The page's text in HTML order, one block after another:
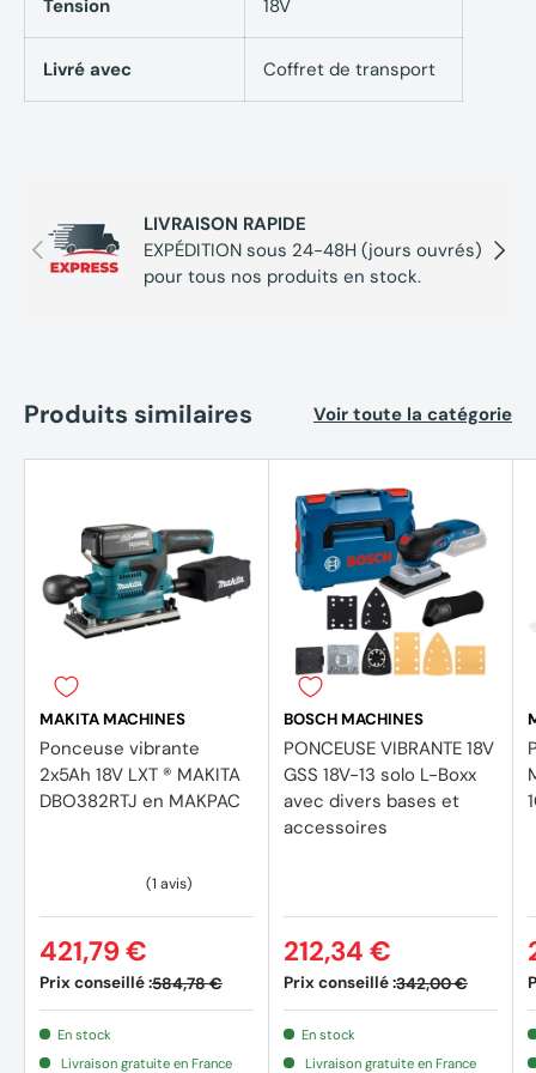
Caractéristiques techniques Ponceuse vibrante
sans fil BOSCH GSS 18V-10 + 8 accessoires
Mouvements orbitaux à vide : 22.000 osc/min
Plateau triangulaire avec fixation auto-agrippante,
longueur : 150 mm
Plateau triangulaire avec fixation auto-agrippante, largeur
: 100 mm
Plateau de ponçage avec fixation auto-agrippante et
étrier de serrage, longueur : 101 mm
Plateau de ponçage avec fixation auto-agrippante et
étrier de serrage, largeur : 113 mm
Plateau de ponçage avec fixation auto-agrippante,
longueur : 130 mm
Plateau de ponçage avec fixation auto-agrippante, largeur
Surface de ponçage
Largeur du plateau de ponçage : 101 mm
Longueur du plateau de ponçage : 113 mm
Surface de ponçage : 114 cm2
Tension 18V
Livré avec Coffret de transport
Précédent
LIVRAISON RAPIDE
EXPÉDITION sous 24-48H (jours ouvrés)
pour tous nos produits en stock.
Produits similaires Voir toute la catégorie
MAKITA MACHINES
Ponceuse vibrante
2x5Ah 18V LXT ® MAKITA
DBO382RTJ en MAKPAC
Prix conseillé :584,78 €
421,79 €
En stock
Livraison gratuite en France
BOSCH MACHINES
PONCEUSE VIBRANTE 18V
GSS 18V-13 solo L-Boxx
avec divers bases et
accessoires
Prix conseillé :342,00 €
212,34 €
En stock
Livraison gratuite en France